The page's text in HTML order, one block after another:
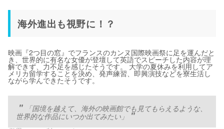
海外進出も視野に！？
映画『2つ目の窓』でフランスのカンヌ国際映画祭に足を運んだと
き、世界的に有名な女優が登壇して英語でスピーチした内容が理
解できず、力不足を感じたそうです。 大学の夏休みを利用してア
メリカ留学することを決め、発声練習、即興演技などを寮生活し
ながら学んできたそうです。
「国境を越えて、海外の映画館でも見てもらえるような、
世界的な作品にいつか出てみたい」